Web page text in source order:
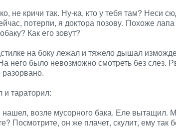
не кричи так. Ну-ка, кто у тебя там? Неси
потерпи, я доктора позову. Похоже
Как его зовут?
на боку лежал и тяжело дышал
него было невозможно смотреть без слез.
и тараторил:
нашел, возле мусорного бака. Еле вытащил.
Посмотрите, он же плачет, скулит, ему так